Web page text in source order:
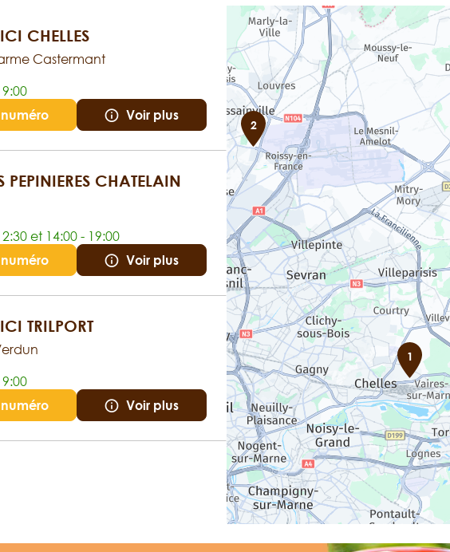
CHELLES
Castermant
Voir plus
PEPINIERES CHATELAIN
et 14:00 - 19:00
Voir plus
TRILPORT
Voir plus
2
1